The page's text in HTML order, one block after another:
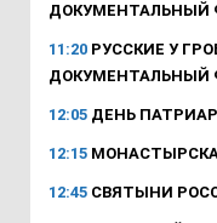
ДОКУМЕНТАЛЬНЫЙ
11:20 РУССКИЕ У
ДОКУМЕНТАЛЬНЫЙ
12:05 ДЕНЬ
12:15
12:45 СВЯТЫНИ